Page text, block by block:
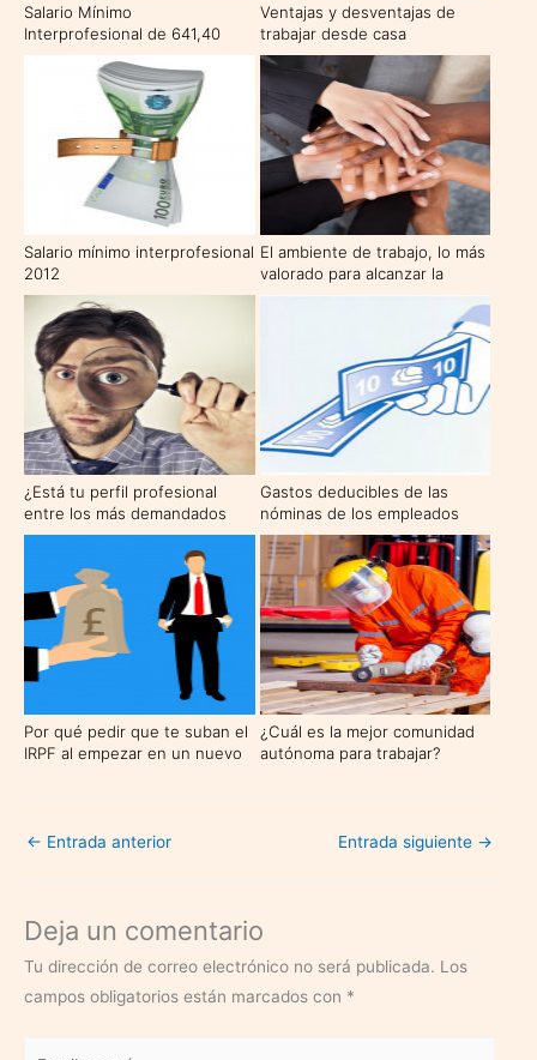
Salario Mínimo
Interprofesional de 641,40
euros mensuales para 2011
Ventajas y desventajas de
trabajar desde casa
Salario mínimo interprofesional
2012
El ambiente de trabajo, lo más
valorado para alcanzar la
felicidad laboral
¿Está tu perfil profesional
entre los más demandados
para 2017?
Gastos deducibles de las
nóminas de los empleados
Por qué pedir que te suban el
IRPF al empezar en un nuevo
¿Cuál es la mejor comunidad
autónoma para trabajar?
← Entrada anterior Entrada siguiente →
Deja un comentario
Tu dirección de correo electrónico no será publicada. Los
campos obligatorios están marcados con *